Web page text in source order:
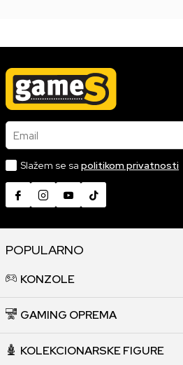
Email
Slažem se sa politikom privatnosti
POPULARNO
KONZOLE
GAMING OPREMA
KOLEKCIONARSKE FIGURE